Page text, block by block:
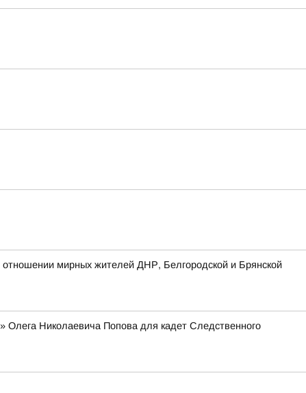
мирных жителей ДНР, Белгородской и Брянской
Олега Николаевича Попова для кадет Следственного